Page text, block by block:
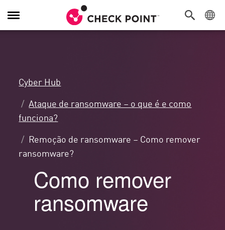
Alternar
navegação
Cyber Hub
Ataque de ransomware – o que é e como
funciona?
Remoção de ransomware – Como remover
ransomware?
Como remover
ransomware